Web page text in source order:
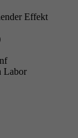
Effekt
Labor